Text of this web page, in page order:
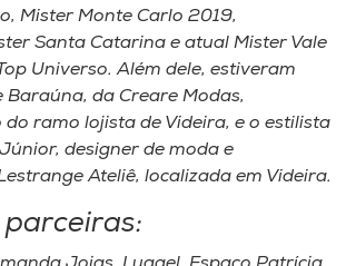
Mister Monte Carlo 2019,
Santa Catarina e atual Mister Vale
Universo. Além dele, estiveram
Baraúna, da Creare Modas,
do ramo lojista de Videira, e o estilista
designer de moda e
Ateliê, localizada em Videira.